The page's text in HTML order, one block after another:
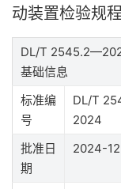
动装置检验规
DL/T
基础信息
标准编
号
DL/T
2024
批准日
期
2024-